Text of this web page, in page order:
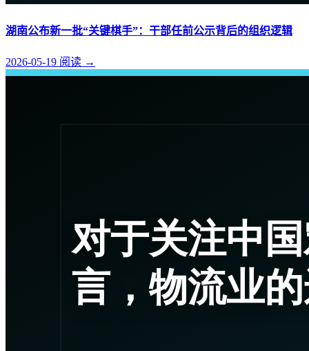
湖南公布新一批“关键棋手”：干部任前公示背后的组织逻辑
2026-05-19 阅读 →